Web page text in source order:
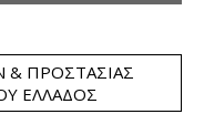
& ΠΡΟΣΤΑΣΊΑΣ
ΕΛΛΆΔΟΣ